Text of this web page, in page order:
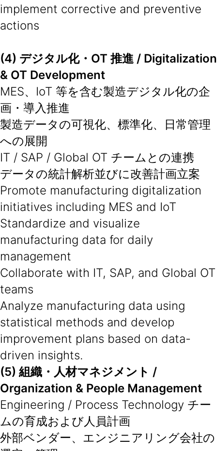
implement corrective and preventive
actions
(4) デジタル化・OT 推進 / Digitalization
& OT Development
MES、IoT 等を含む製造デジタル化の企
画・導入推進
製造データの可視化、標準化、日常管理
への展開
IT / SAP / Global OT チームとの連携
データの統計解析並びに改善計画立案
Promote manufacturing digitalization
initiatives including MES and IoT
Standardize and visualize
manufacturing data for daily
management
Collaborate with IT, SAP, and Global OT
teams
Analyze manufacturing data using
statistical methods and develop
improvement plans based on data-
driven insights.
(5) 組織・人材マネジメント /
Organization & People Management
Engineering / Process Technology チー
ムの育成および人員計画
外部ベンダー、エンジニアリング会社の